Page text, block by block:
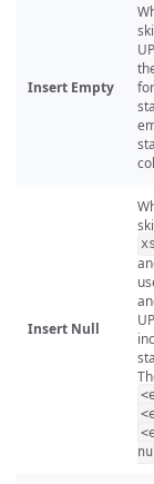
Insert Empty
Insert Null